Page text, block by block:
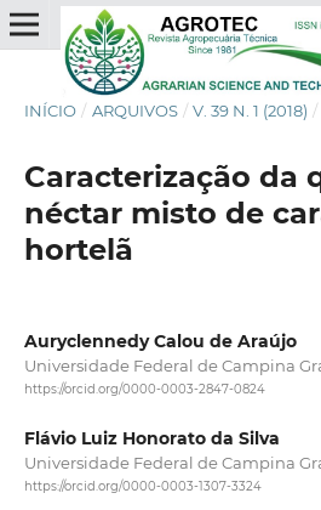
INÍCIO / ARQUIVOS / V. 39 N. 1 (2018) /
Caracterização da
néctar misto de
hortelã
Auryclennedy Calou de Araújo
Universidade Federal de Campina
https://orcid.org/0000-0003-2847-0824
Flávio Luiz Honorato da Silva
Universidade Federal de Campina
https://orcid.org/0000-0003-1307-3324